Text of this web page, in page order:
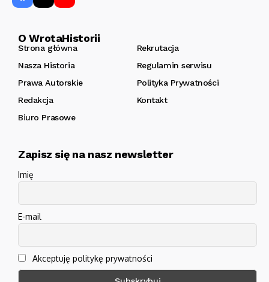
O WrotaHistorii
Strona główna
Rekrutacja
Nasza Historia
Regulamin serwisu
Prawa Autorskie
Polityka Prywatności
Redakcja
Kontakt
Biuro Prasowe
Zapisz się na nasz newsletter
Imię
E-mail
Akceptuję politykę prywatności